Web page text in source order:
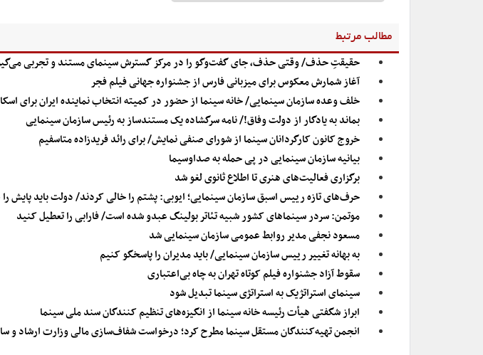
مطالب مرتبط
حقیقتِ حذف/ وقتی حذف، جای گفت‌وگو را در مرکز گسترش سینمای مستند و تجربی
آغاز شمارش معکوس برای میزبانی فارس از جشنواره جهانی فیلم فجر
خلف وعده سازمان سینمایی/ خانه سینما از حضور در کمیته انتخاب نماینده ایران برای
بماند به یادگار از دولت وفاق!/ نامه سرگشاده یک مستندساز به رئیس سازمان سینمایی
خروج کانون کارگردانان سینما از شورای صنفی نمایش/ برای رائد فریدزاده متاسفیم
بیانیه سازمان سینمایی در پی حمله به صداوسیما
برگزاری فعالیت‌های هنری تا اطلاع ثانوی لغو شد
حرف‌های تازه رییس اسبق سازمان سینمایی؛ ایوبی: پشتم را خالی کردند/ دولت باید پایش
موتمن: سردر سینماهای کشور شبیه تئاتر بولینگ عبدو شده است/ فارابی را تعطیل کنید
مسعود نجفی مدیر روابط عمومی سازمان سینمایی شد
به بهانه تغییر رییس سازمان سینمایی/ باید مدیران را پاسخگو کنیم
سقوط آزاد جشنواره فیلم کوتاه تهران به چاه بی‌اعتباری
سینمای استراتژیک به استراتژی سینما تبدیل شود
ابراز شگفتی هیأت رئیسه خانه سینما از انگیزه‌های تنظیم کنندگان سند ملی سینما
انجمن تهیه‌کنندگان مستقل سینما مطرح کرد؛ درخواست شفاف‌سازی مالی وزارت ارشاد و